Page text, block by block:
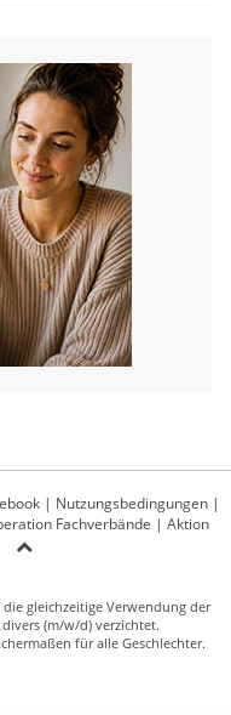
| Nutzungsbedingungen |
Fachverbände | Aktion
gleichzeitige Verwendung der
(m/w/d) verzichtet.
für alle Geschlechter.